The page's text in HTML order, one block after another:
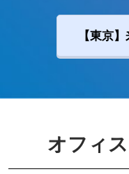
【東京
オフィ